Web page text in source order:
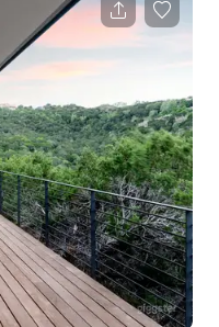
proteger la
los invitados, somos